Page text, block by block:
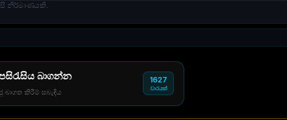
නිර්මාණයකි.
බාගන්න
බාගත කිරීම් සබැඳිය
1627
වාරයක්